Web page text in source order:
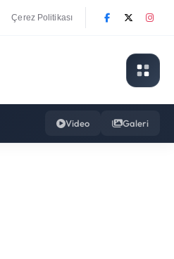
Çerez Politikası
Video Galeri